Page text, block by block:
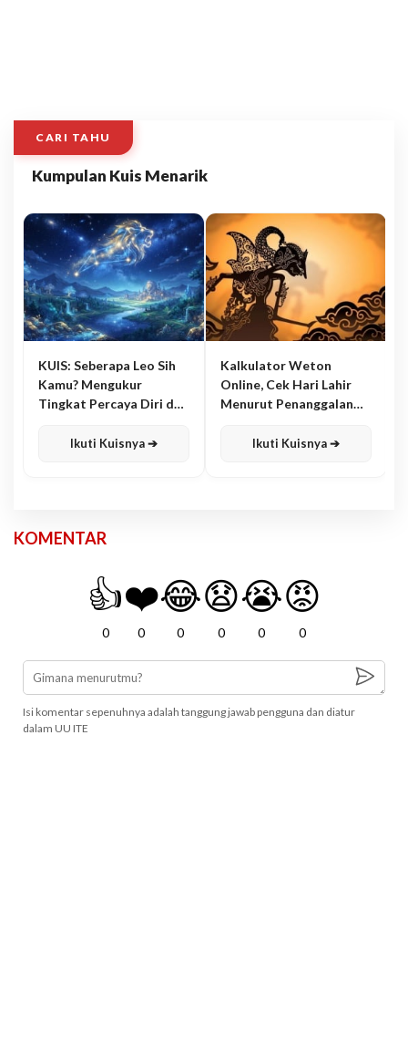
CARI TAHU
Kumpulan Kuis Menarik
KUIS: Seberapa Leo Sih
Kamu? Mengukur
Tingkat Percaya Diri dan
Ikuti Kuisnya ➔
Kalkulator Weton
Online, Cek Hari Lahir
Menurut Penanggalan
Ikuti Kuisnya ➔
KOMENTAR
👍
0
❤️
0
😂
0
😧
0
😭
0
😡
0
Isi komentar sepenuhnya adalah tanggung jawab pengguna dan diatur
dalam UU ITE